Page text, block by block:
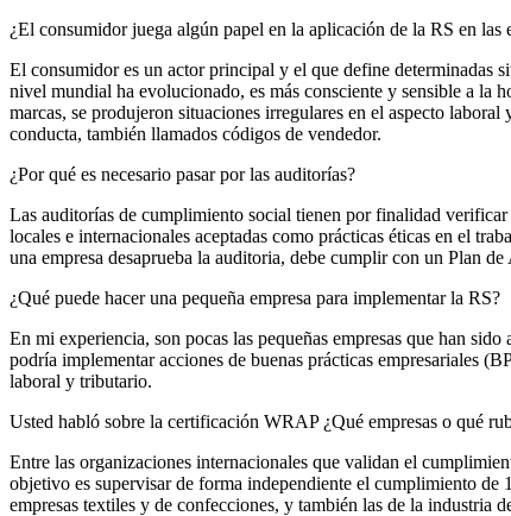
¿El consumidor juega algún papel en la aplicación de la RS en las
El consumidor es un actor principal y el que define determinadas
nivel mundial ha evolucionado, es más consciente y sensible a la
marcas, se produjeron situaciones irregulares en el aspecto
conducta, también llamados códigos de vendedor.
¿Por qué es necesario pasar por las auditorías?
Las auditorías de cumplimiento social tienen por finalidad verificar
locales e internacionales aceptadas como prácticas éticas en el
una empresa desaprueba la auditoria, debe cumplir con un Plan
¿Qué puede hacer una pequeña empresa para implementar la RS?
En mi experiencia, son pocas las pequeñas empresas que han
podría implementar acciones de buenas prácticas empresariales
laboral y tributario.
Usted habló sobre la certificación WRAP ¿Qué empresas o qué
Entre las organizaciones internacionales que validan el
objetivo es supervisar de forma independiente el cumplimiento de
empresas textiles y de confecciones, y también las de la industria